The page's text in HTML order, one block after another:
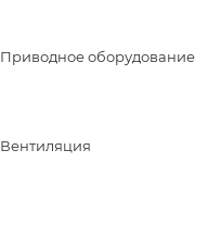
Приводное оборудование
Вентиляция